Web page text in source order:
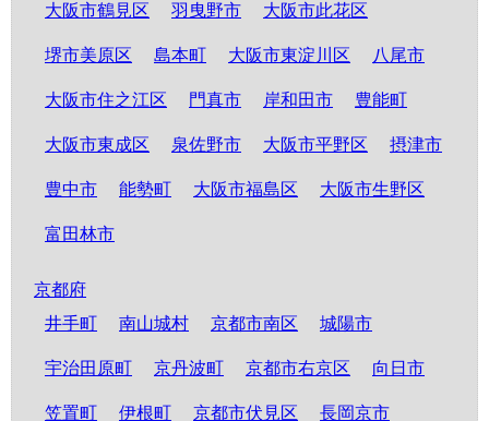
大阪市鶴見区 羽曳野市 大阪市此花区
堺市美原区 島本町 大阪市東淀川区 八尾市
大阪市住之江区 門真市 岸和田市 豊能町
大阪市東成区 泉佐野市 大阪市平野区 摂津市
豊中市 能勢町 大阪市福島区 大阪市生野区
富田林市
京都府
井手町
南山城村 京都市南区 城陽市
宇治田原町 京丹波町 京都市右京区 向日市
笠置町 伊根町 京都市伏見区 長岡京市